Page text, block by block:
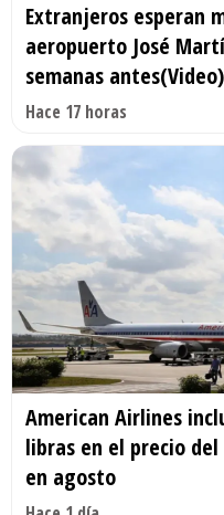
Extranjeros esperan
aeropuerto José
semanas antes(Video)
Hace 17 horas
American Airlines
libras en el precio
en agosto